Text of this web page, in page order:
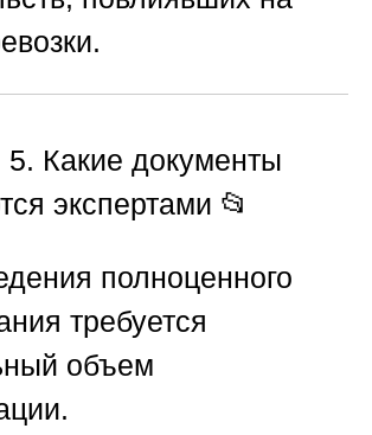
5. Какие документы
экспертами 📂
полноценного
требуется
объем